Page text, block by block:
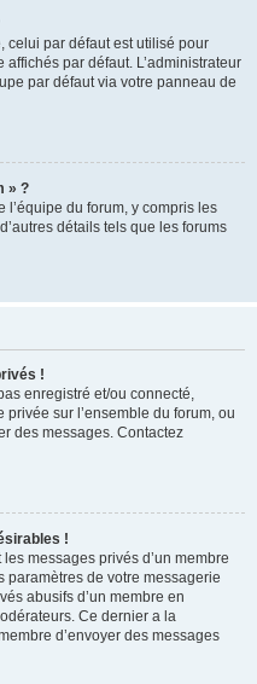
celui par défaut est utilisé pour
par défaut. L’administrateur
par défaut via votre panneau de
» ?
du forum, y compris les
détails tels que les forums
!
enregistré et/ou connecté,
privée sur l’ensemble du forum, ou
des messages. Contactez
!
messages privés d’un membre
paramètres de votre messagerie
abusifs d’un membre en
Ce dernier a la
d’envoyer des messages